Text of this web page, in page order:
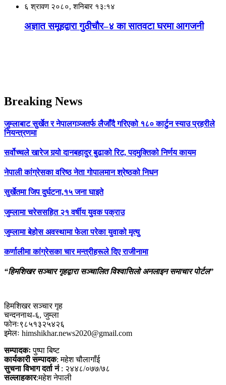
६ श्रावण २०८०, शनिबार १३:१४
अज्ञात समूहद्वारा गुठीचाैर–४ का सातवटा घरमा आगजनी
Breaking News
जुम्लाबाट सुर्खेत र नेपालगञ्जतर्फ लैजाँदै गरिएको १८० कार्टुन स्याउ प्रहरीले
नियन्त्रणमा
सर्वोच्चले खारेज गर्‍यो दानबहादुर बुढाको रिट, पदमुक्तिको निर्णय कायम
नेपाली कांग्रेसका वरिष्ठ नेता गोपालमान श्रेष्ठको निधन
सुर्खेतमा जिप दुर्घटना,१५ जना घाइते
जुम्लामा चरेससहित २१ वर्षीय युवक पक्राउ
जुम्लामा बेहोस अवस्थामा फेला परेका युवाको मृत्यु
कर्णालीमा कांग्रेसका चार मन्त्रीहरूले दिए राजीनामा
“हिमशिखर सञ्चार गृहद्वारा सञ्चालित विश्वासिलो अनलाइन समाचार पोर्टल”
हिमशिखर सञ्चार गृह
चन्दननाथ-६, जुम्ला
फोनः९८५१३२५४२६
इमेलः himshikhar.news2020@gmail.com
सम्पादकःपुष्पा बिष्ट
कार्यकारी सम्पादक: महेश चौलागाँई
सुचना विभाग दर्ता नं: २४४८/०७७/७८
सल्लाहकार:महेश नेपाली